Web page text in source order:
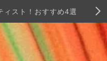
ィスト！おすすめ4選